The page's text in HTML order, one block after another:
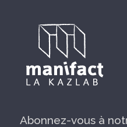
Abonnez-vous à